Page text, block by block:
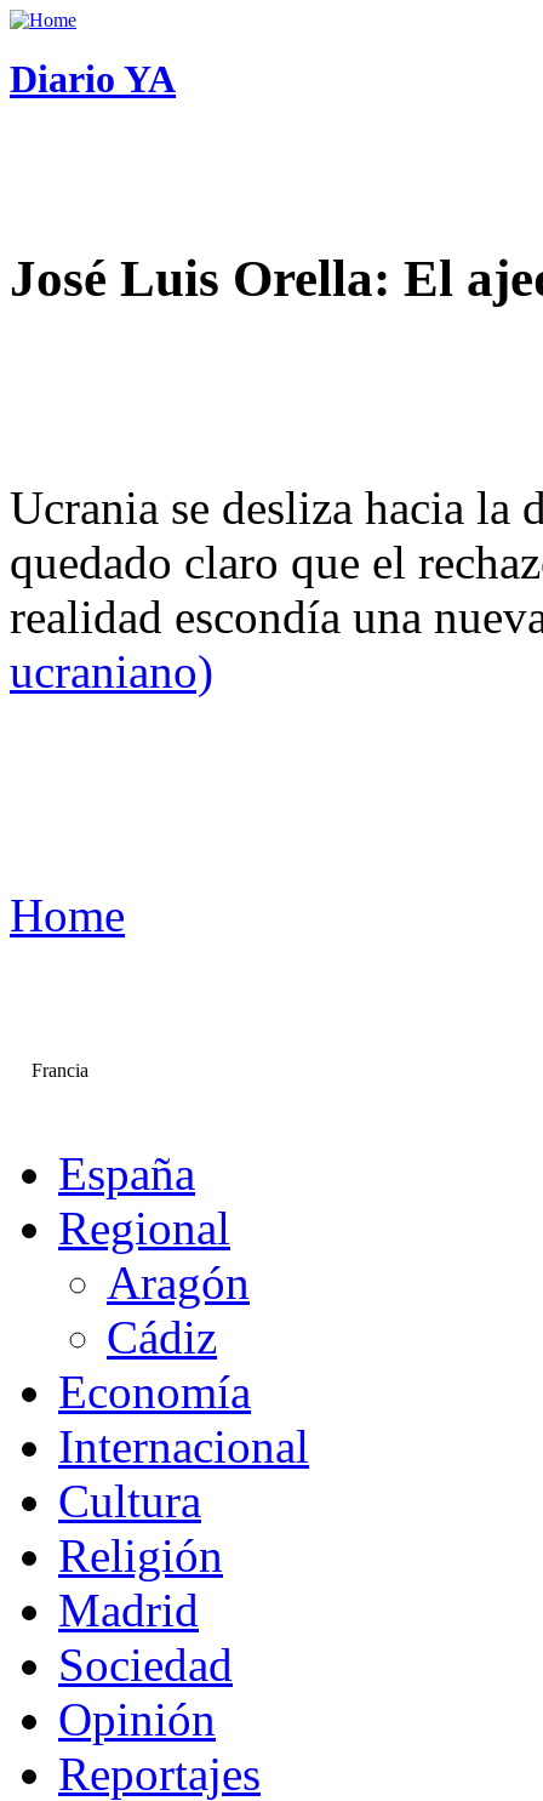
Diario YA
José Luis Orella: El
Ucrania se desliza hacia
quedado claro que el
realidad escondía una
ucraniano)
Home
Francia
España
Regional
Aragón
Cádiz
Economía
Internacional
Cultura
Religión
Madrid
Sociedad
Opinión
Reportajes